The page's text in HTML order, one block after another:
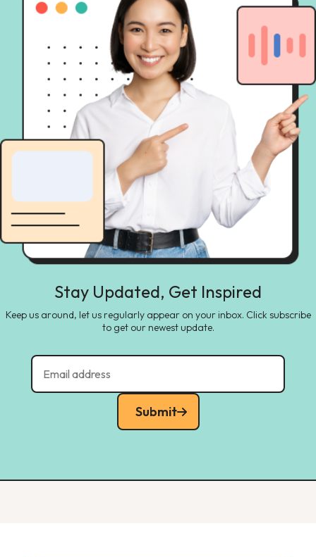
Stay Updated, Get Inspired
Keep us around, let us regularly appear on your inbox. Click subscribe
to get our newest update.
Submit